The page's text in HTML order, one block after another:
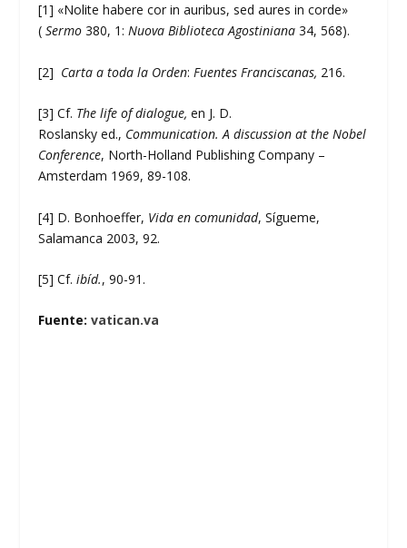
[1] «Nolite habere cor in auribus, sed aures in corde»
(Sermo 380, 1:Nuova Biblioteca Agostiniana 34, 568).
[2] Carta a toda la Orden: Fuentes Franciscanas, 216.
[3] Cf. The life of dialogue,en J. D.
Roslansky ed., Communication. A discussion at the Nobel
Conference, North-Holland Publishing Company –
Amsterdam 1969, 89-108.
[4] D. Bonhoeffer, Vida en comunidad, Sígueme,
Salamanca 2003, 92.
[5] Cf.ibíd., 90-91.
Fuente:vatican.va